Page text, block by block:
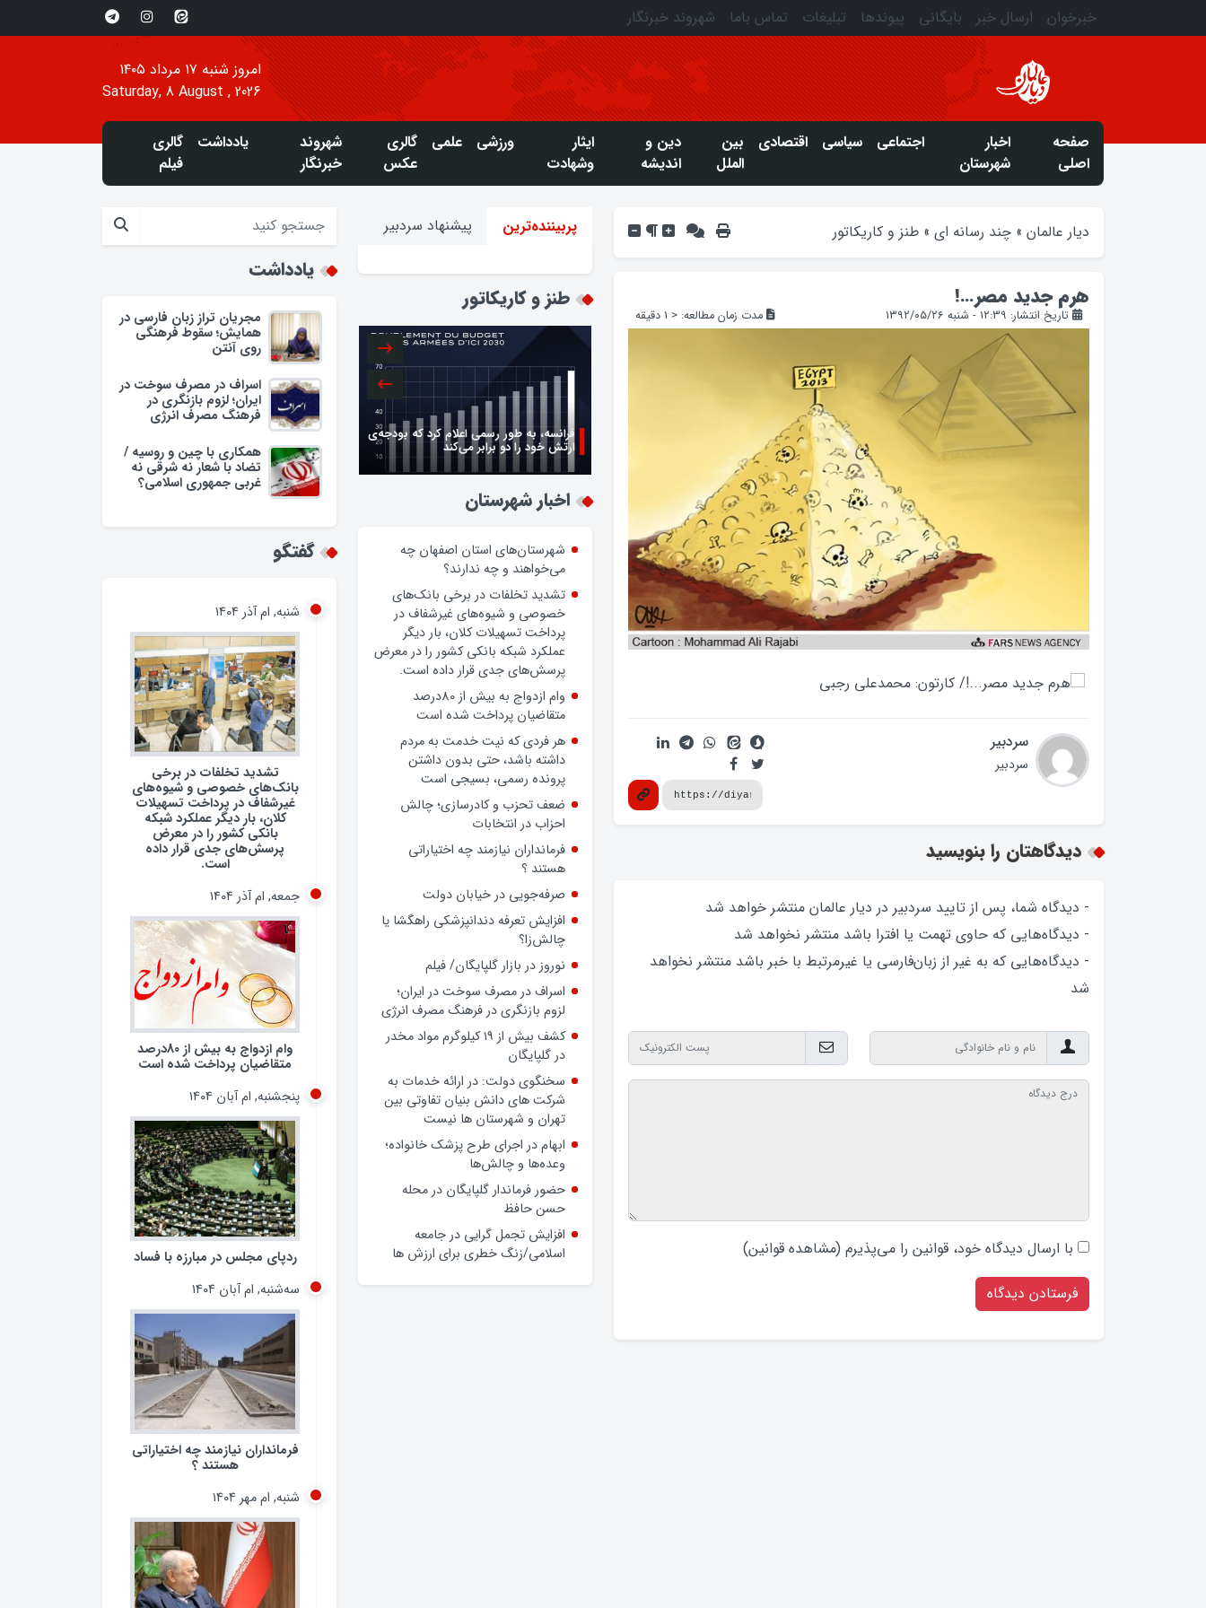
خبرخوان ارسال خبر بایگانی پیوندها تبلیغات تماس باما شهروند خبرنگار
امروز شنبه ۱۷ مرداد ۱۴۰۵
Saturday, 8 August , 2026
صفحه
اصلی
اخبار
شهرستان
اجتماعی سیاسی اقتصادی
بین
الملل
دین و
اندیشه
ایثار
وشهادت
ورزشی علمی
گالری
عکس
شهروند
خبرنگار
یادداشت
گالری
فیلم
دیار عالمان » چند رسانه ای » طنز و کاریکاتور
هرم جدید مصر…!
تاریخ انتشار: ۱۲:۳۹ - شنبه ۱۳۹۲/۰۵/۲۶ مدت زمان مطالعه: < 1 دقیقه
سردبیر
سردبیر
دیدگاهتان را بنویسید
- دیدگاه شما، پس از تایید سردبیر در دیار عالمان منتشر خواهد‌ شد
- دیدگاه‌هایی که حاوی تهمت یا افترا باشد منتشر نخواهد‌ شد
- دیدگاه‌هایی که به غیر از زبان‌فارسی یا غیرمرتبط با خبر باشد منتشر نخواهد‌
شد
با ارسال دیدگاه‌ خود، قوانین را می‌پذیرم (مشاهده قوانین)
پربیننده‌ترین پیشنهاد سردبیر
طنز و کاریکاتور
فرانسه، به طور رسمی اعلام کرد که بودجه‌ی
ارتش خود را دو برابر می‌کند
اخبار شهرستان
شهرستان‌های استان اصفهان چه
می‌خواهند و چه ندارند؟
تشدید تخلفات در برخی بانک‌های
خصوصی و شیوه‌های غیرشفاف در
پرداخت تسهیلات کلان، بار دیگر
عملکرد شبکه بانکی کشور را در معرض
پرسش‌های جدی قرار داده است.
وام ازدواج به بیش از 80درصد
متقاضیان پرداخت شده است
هر فردی که نیت خدمت به مردم
داشته باشد، حتی بدون داشتن
پرونده رسمی، بسیجی است
ضعف تحزب و کادرسازی؛ چالش
احزاب در انتخابات
فرمانداران نیازمند چه اختیاراتی
هستند ؟
صرفه‌جویی در خیابان دولت
افزایش تعرفه دندانپزشکی راهگشا یا
چالش‌زا؟
نوروز در بازار گلپایگان/ فیلم
اسراف در مصرف سوخت در ایران؛
لزوم بازنگری در فرهنگ مصرف انرژی
کشف بیش از ۱۹ کیلوگرم مواد مخدر
در گلپایگان
سخنگوی دولت: در ارائه خدمات به
شرکت های دانش بنیان تفاوتی بین
تهران و شهرستان ها نیست
ابهام در اجرای طرح پزشک خانواده؛
وعده‌ها و چالش‌ها
حضور فرماندار گلپایگان در محله
حسن حافظ
افزایش تجمل گرایی در جامعه
اسلامی/زنگ خطری برای ارزش ها
یادداشت
مجریان تراز زبان فارسی در
همایش؛ سقوط فرهنگی
روی آنتن
اسراف در مصرف سوخت در
ایران؛ لزوم بازنگری در
فرهنگ مصرف انرژی
همکاری با چین و روسیه /
تضاد با شعار نه شرقی نه
غربی جمهوری اسلامی؟
گفتگو
شنبه, ام آذر ۱۴۰۴
تشدید تخلفات در برخی
بانک‌های خصوصی و شیوه‌های
غیرشفاف در پرداخت تسهیلات
کلان، بار دیگر عملکرد شبکه
بانکی کشور را در معرض
پرسش‌های جدی قرار داده
است.
جمعه, ام آذر ۱۴۰۴
وام ازدواج به بیش از 80درصد
متقاضیان پرداخت شده است
پنجشنبه, ام آبان ۱۴۰۴
ردپای مجلس در مبارزه با فساد
سه‌شنبه, ام آبان ۱۴۰۴
فرمانداران نیازمند چه اختیاراتی
هستند ؟
شنبه, ام مهر ۱۴۰۴